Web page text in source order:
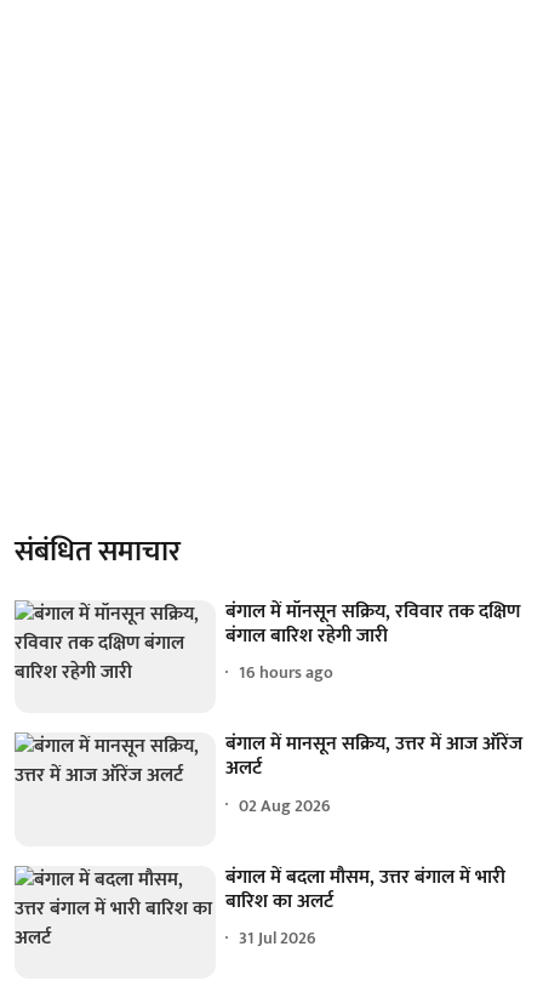
संबंधित समाचार
बंगाल में मॉनसून सक्रिय, रविवार तक दक्षिण
बंगाल बारिश रहेगी जारी
16 hours ago
बंगाल में मानसून सक्रिय, उत्तर में आज ऑरेंज
अलर्ट
02 Aug 2026
बंगाल में बदला मौसम, उत्तर बंगाल में भारी
बारिश का अलर्ट
31 Jul 2026